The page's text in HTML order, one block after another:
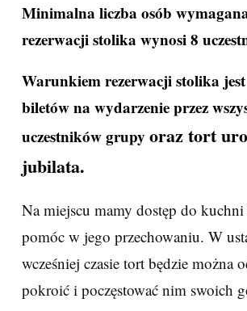
Minimalna liczba osób
rezerwacji stolika wynosi 8
Warunkiem rezerwacji stolika
biletów na wydarzenie przez
uczestników grupy oraz tort
jubilata.
Na miejscu mamy dostęp do
pomóc w jego przechowaniu. W
wcześniej czasie tort będzie można
pokroić i poczęstować nim swoich